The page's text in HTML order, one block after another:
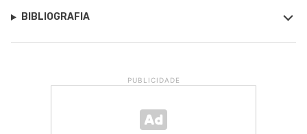
BIBLIOGRAFIA
PUBLICIDADE